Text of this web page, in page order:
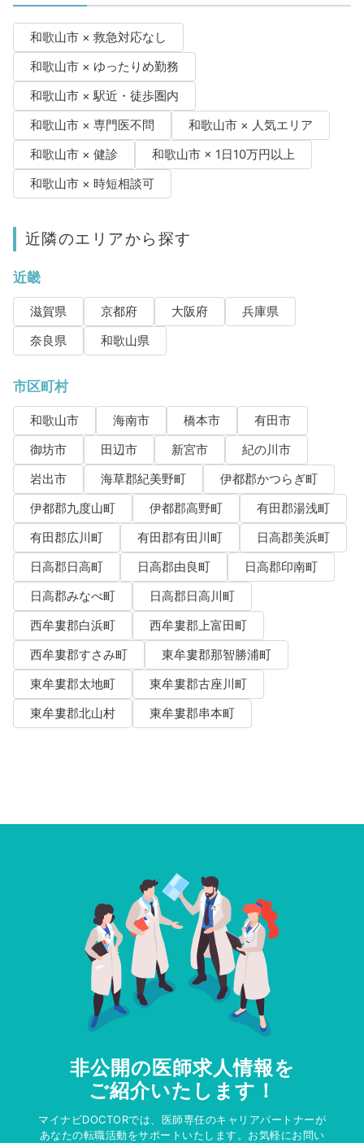
和歌山市 × 救急対応なし
和歌山市 × ゆったりめ勤務
和歌山市 × 駅近・徒歩圏内
和歌山市 × 専門医不問
和歌山市 × 人気エリア
和歌山市 × 健診
和歌山市 × 1日10万円以上
和歌山市 × 時短相談可
近隣のエリアから探す
近畿
滋賀県 京都府 大阪府
兵庫県
奈良県
和歌山県
市区町村
和歌山市 海南市 橋本市
有田市
御坊市
田辺市 新宮市
紀の川市
岩出市
海草郡紀美野町
伊都郡かつらぎ町
伊都郡九度山町
伊都郡高野町
有田郡湯浅町
有田郡広川町
有田郡有田川町
日高郡美浜町
日高郡日高町
日高郡由良町
日高郡印南町
日高郡みなべ町
日高郡日高川町
西牟婁郡白浜町
西牟婁郡上富田町
西牟婁郡すさみ町
東牟婁郡那智勝浦町
東牟婁郡太地町
東牟婁郡古座川町
東牟婁郡北山村
東牟婁郡串本町
非公開の医師求人情報を
ご紹介いたします！
マイナビDOCTORでは、医師専任のキャリアパートナーが
あなたの転職活動をサポートいたします。お気軽にお問い